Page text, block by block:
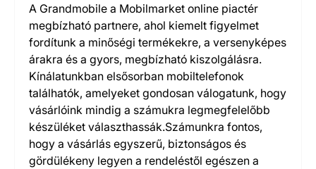
A Grandmobile a Mobilmarket online piactér
megbízható partnere, ahol kiemelt figyelmet
fordítunk a minőségi termékekre, a versenyképes
árakra és a gyors, megbízható kiszolgálásra.
Kínálatunkban elsősorban mobiltelefonok
találhatók, amelyeket gondosan válogatunk, hogy
vásárlóink mindig a számukra legmegfelelőbb
készüléket választhassák.Számunkra fontos,
hogy a vásárlás egyszerű, biztonságos és
gördülékeny legyen a rendeléstől egészen a